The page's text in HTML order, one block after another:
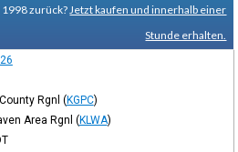
1998 zurück? Jetzt kaufen und innerhalb einer
Stunde erhalten.
Rgnl (KGPC)
Area Rgnl (KLWA)